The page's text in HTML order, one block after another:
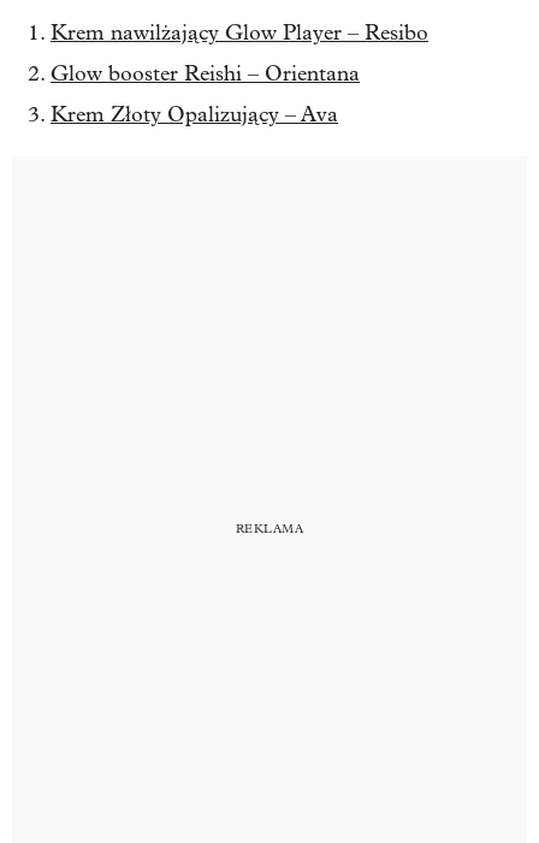
Krem nawilżający Glow Player – Resibo
Glow booster Reishi – Orientana
Krem Złoty Opalizujący – Ava